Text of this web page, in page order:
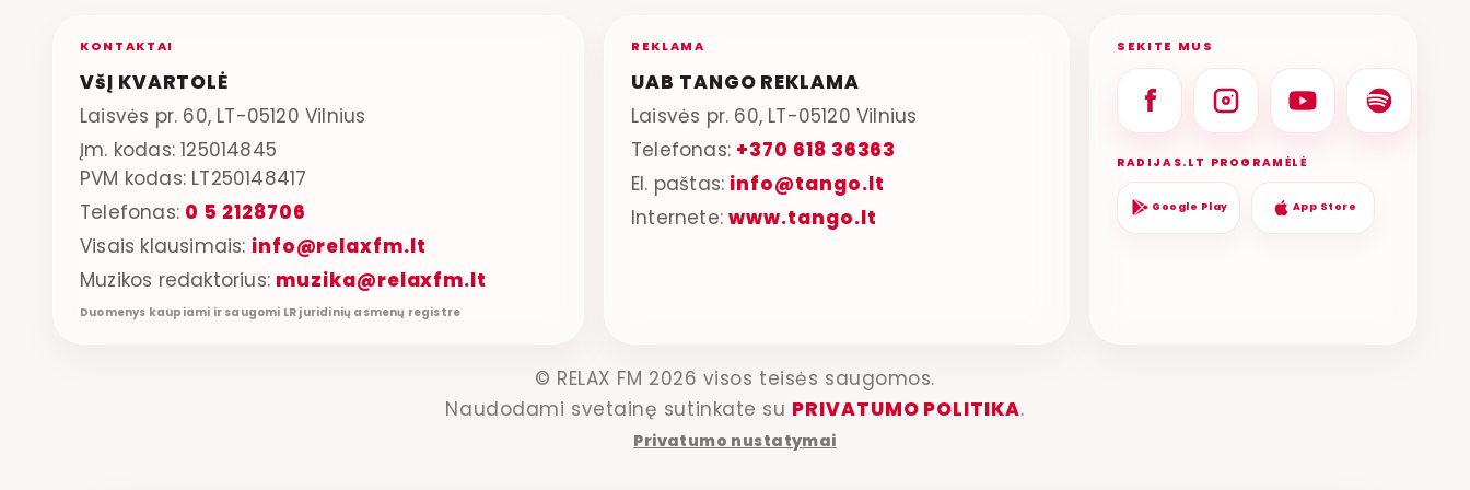
KONTAKTAI
VšĮ KVARTOLĖ
Laisvės pr. 60, LT-05120 Vilnius
Įm. kodas: 125014845
PVM kodas: LT250148417
Telefonas: 0 5 2128706
Visais klausimais: info@relaxfm.lt
Muzikos redaktorius: muzika@relaxfm.lt
Duomenys kaupiami ir saugomi LR juridinių asmenų registre
REKLAMA
UAB TANGO REKLAMA
Laisvės pr. 60, LT-05120 Vilnius
Telefonas: +370 618 36363
El. paštas: info@tango.lt
Internete:www.tango.lt
SEKITE MUS
RADIJAS.LT PROGRAMĖLĖ
Google Play App Store
© RELAX FM 2026 visos teisės saugomos.
Naudodami svetainę sutinkate su PRIVATUMO POLITIKA.
Privatumo nustatymai